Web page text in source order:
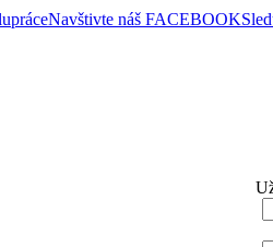
Navštivte náš FACEBOOK